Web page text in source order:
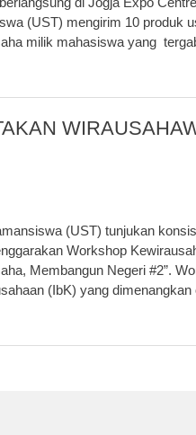
(UST) mengirim 10 produk
milik mahasiswa yang
(UST) tunjukan
Workshop
Membangun Negeri #2”.
(IbK) yang